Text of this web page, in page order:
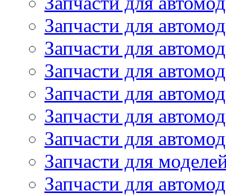
Запчасти для
Запчасти для
Запчасти для
Запчасти для
Запчасти для
Запчасти для
Запчасти для
Запчасти для